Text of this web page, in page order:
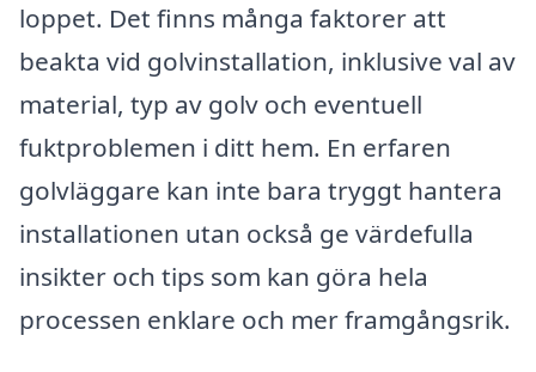
loppet. Det finns många faktorer att
beakta vid golvinstallation, inklusive val av
material, typ av golv och eventuell
fuktproblemen i ditt hem. En erfaren
golvläggare kan inte bara tryggt hantera
installationen utan också ge värdefulla
insikter och tips som kan göra hela
processen enklare och mer framgångsrik.